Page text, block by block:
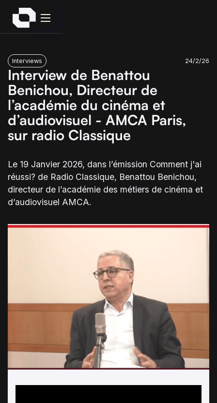
Interviews 24/2/26
Interview de Benattou
Benichou, Directeur de
l’académie du cinéma et
d’audiovisuel - AMCA Paris,
sur radio Classique
Le 19 Janvier 2026, dans l’émission Comment j'ai
réussi? de Radio Classique, Benattou Benichou,
directeur de l’académie des métiers de cinéma et
d’audiovisuel AMCA.